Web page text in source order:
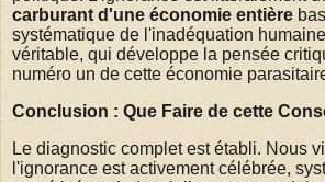
carburant d'une économie entière
systématique de l'inadéquation
véritable, qui développe la pensée
numéro un de cette économie
Conclusion : Que Faire de cette
Le diagnostic complet est établi. Nous
l'ignorance est activement célébrée,